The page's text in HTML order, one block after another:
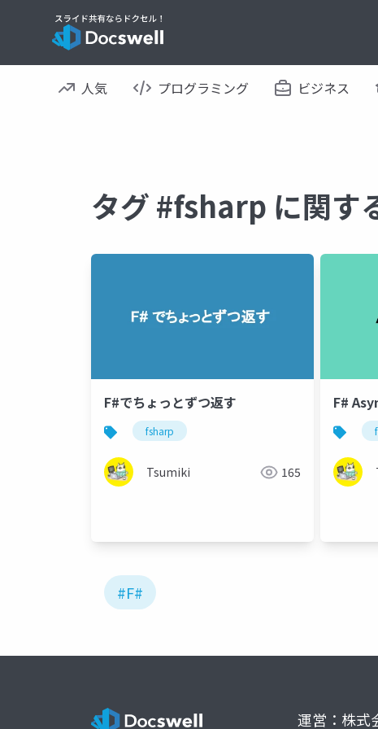
人気 プログラミング ビジネス
タグ #fsharp に関す
F#でちょっとずつ返す
fsharp
Tsumiki 165
F#
#F#
運営：株式